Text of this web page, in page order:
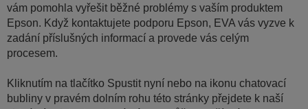
vám pomohla vyřešit běžné problémy s vaším produktem
Epson. Když kontaktujete podporu Epson, EVA vás vyzve k
zadání příslušných informací a provede vás celým
procesem.
Kliknutím na tlačítko Spustit nyní nebo na ikonu chatovací
bubliny v pravém dolním rohu této stránky přejdete k naší